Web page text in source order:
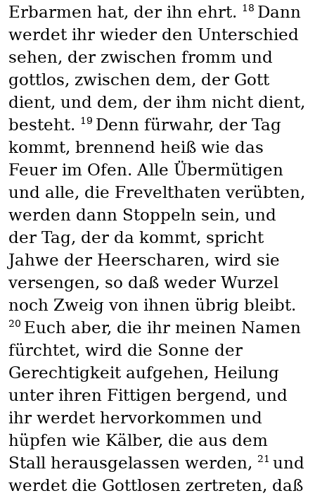
Erbarmen hat, der ihn ehrt. 18 Dann
werdet ihr wieder den Unterschied
sehen, der zwischen fromm und
gottlos, zwischen dem, der Gott
dient, und dem, der ihm nicht dient,
besteht. 19 Denn fürwahr, der Tag
kommt, brennend heiß wie das
Feuer im Ofen. Alle Übermütigen
und alle, die Frevelthaten verübten,
werden dann Stoppeln sein, und
der Tag, der da kommt, spricht
Jahwe der Heerscharen, wird sie
versengen, so daß weder Wurzel
noch Zweig von ihnen übrig bleibt.
20 Euch aber, die ihr meinen Namen
fürchtet, wird die Sonne der
Gerechtigkeit aufgehen, Heilung
unter ihren Fittigen bergend, und
ihr werdet hervorkommen und
hüpfen wie Kälber, die aus dem
Stall herausgelassen werden,
21 und
werdet die Gottlosen zertreten, daß